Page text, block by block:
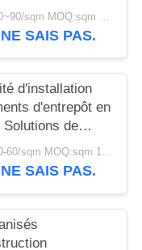
pour
USD50~90/sqm MOQ:sqm 1000
SAIS PAS.
d'installation
d'entrepôt en
Solutions de
de
USD40-60/sqm MOQ:sqm 1000
SAIS PAS.